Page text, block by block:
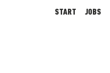
START JOBS